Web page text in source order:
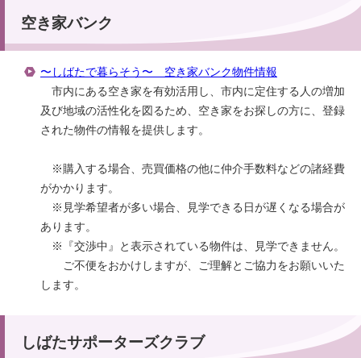
空き家バンク
〜しばたで暮らそう〜 空き家バンク物件情報
市内にある空き家を有効活用し、市内に定住する人の増加
及び地域の活性化を図るため、空き家をお探しの方に、登録
された物件の情報を提供します。
※購入する場合、売買価格の他に仲介手数料などの諸経費
がかかります。
※見学希望者が多い場合、見学できる日が遅くなる場合が
あります。
※『交渉中』と表示されている物件は、見学できません。
ご不便をおかけしますが、ご理解とご協力をお願いいた
します。
しばたサポーターズクラブ